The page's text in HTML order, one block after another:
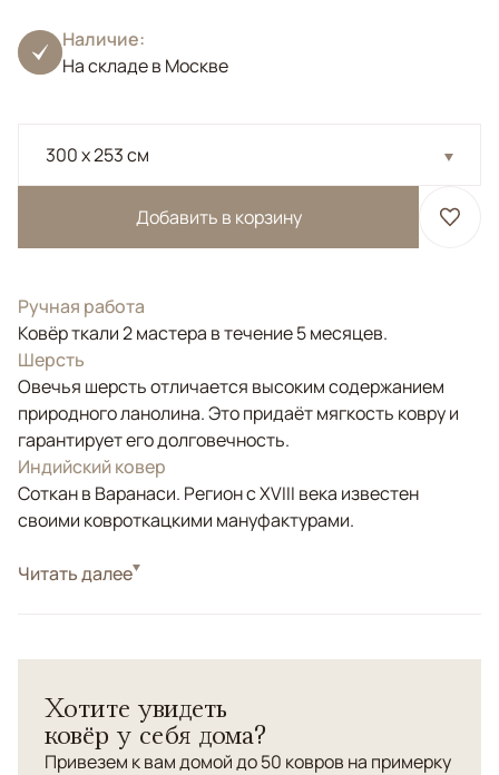
Наличие:
На складе в Москве
300 x 253 см
Добавить в корзину
Ручная работа
Ковёр ткали 2 мастера в течение 5 месяцев.
Шерсть
Овечья шерсть отличается высоким содержанием
природного ланолина. Это придаёт мягкость ковру и
гарантирует его долговечность.
Индийский ковер
Соткан в Варанаси. Регион с XVIII века известен
своими ковроткацкими мануфактурами.
СтильСовременные
Читать далее
Хотите увидеть
ковёр у себя дома?
Привезем к вам домой до 50 ковров на примерку